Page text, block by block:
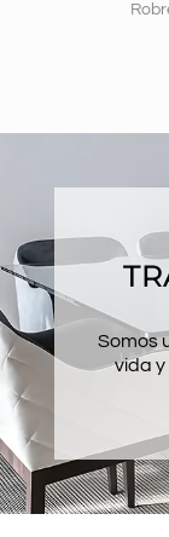
Somos
vida y